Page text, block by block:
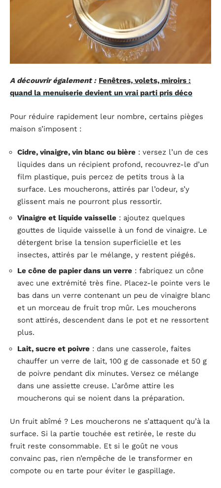
A découvrir également : Fenêtres, volets, miroirs :
quand la menuiserie devient un vrai parti pris déco
Pour réduire rapidement leur nombre, certains pièges
maison s’imposent :
Cidre, vinaigre, vin blanc ou bière : versez l’un de ces
liquides dans un récipient profond, recouvrez-le d’un
film plastique, puis percez de petits trous à la
surface. Les moucherons, attirés par l’odeur, s’y
glissent mais ne pourront plus ressortir.
Vinaigre et liquide vaisselle : ajoutez quelques
gouttes de liquide vaisselle à un fond de vinaigre. Le
détergent brise la tension superficielle et les
insectes, attirés par le mélange, y restent piégés.
Le cône de papier dans un verre : fabriquez un cône
avec une extrémité très fine. Placez-le pointe vers le
bas dans un verre contenant un peu de vinaigre blanc
et un morceau de fruit trop mûr. Les moucherons
sont attirés, descendent dans le pot et ne ressortent
plus.
Lait, sucre et poivre : dans une casserole, faites
chauffer un verre de lait, 100 g de cassonade et 50 g
de poivre pendant dix minutes. Versez ce mélange
dans une assiette creuse. L’arôme attire les
moucherons qui se noient dans la préparation.
Un fruit abîmé ? Les moucherons ne s’attaquent qu’à la
surface. Si la partie touchée est retirée, le reste du
fruit reste consommable. Et si le goût ne vous
convainc pas, rien n’empêche de le transformer en
compote ou en tarte pour éviter le gaspillage.